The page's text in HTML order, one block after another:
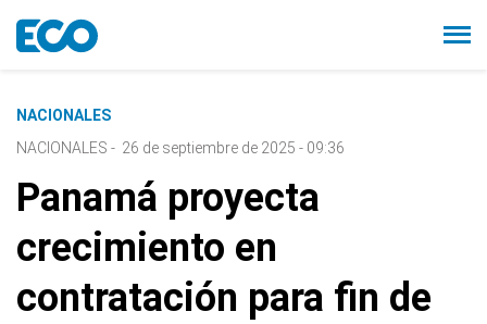
NACIONALES
NACIONALES - 26 de septiembre de 2025 - 09:36
Panamá proyecta
crecimiento en
contratación para fin de